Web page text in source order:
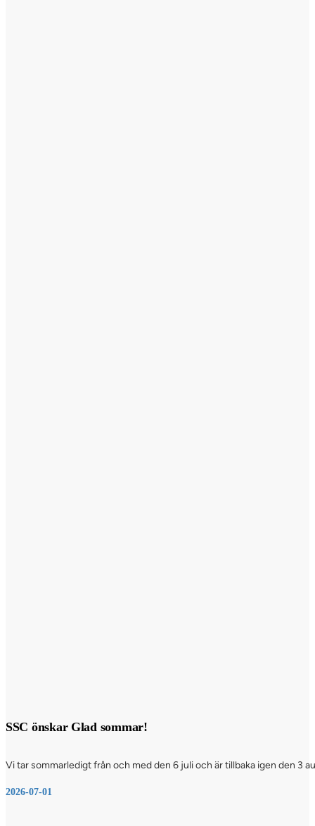
SSC önskar Glad sommar!
Vi tar sommarledigt från och med den 6 juli och är tillbaka igen den 3
2026-07-01